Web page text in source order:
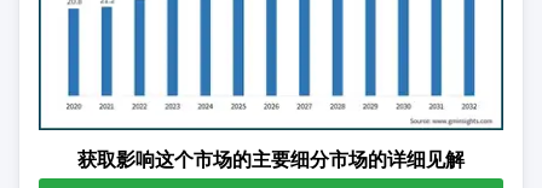
获取影响这个市场的主要细分市场的详细见解